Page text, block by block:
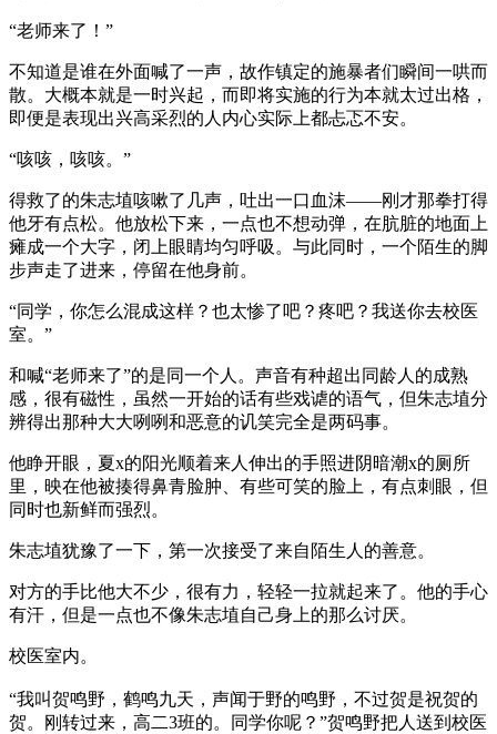
“老师来了！”
不知道是谁在外面喊了一声，故作镇定的施暴者们瞬间一哄而
散。大概本就是一时兴起，而即将实施的行为本就太过出格，
即便是表现出兴高采烈的人内心实际上都忐忑不安。
“咳咳，咳咳。”
得救了的朱志埴咳嗽了几声，吐出一口血沫——刚才那拳打得
他牙有点松。他放松下来，一点也不想动弹，在肮脏的地面上
瘫成一个大字，闭上眼睛均匀呼吸。与此同时，一个陌生的脚
步声走了进来，停留在他身前。
“同学，你怎么混成这样？也太惨了吧？疼吧？我送你去校医
室。”
和喊“老师来了”的是同一个人。声音有种超出同龄人的成熟
感，很有磁性，虽然一开始的话有些戏谑的语气，但朱志埴分
辨得出那种大大咧咧和恶意的讥笑完全是两码事。
他睁开眼，夏x的阳光顺着来人伸出的手照进阴暗潮x的厕所
里，映在他被揍得鼻青脸肿、有些可笑的脸上，有点刺眼，但
同时也新鲜而强烈。
朱志埴犹豫了一下，第一次接受了来自陌生人的善意。
对方的手比他大不少，很有力，轻轻一拉就起来了。他的手心
有汗，但是一点也不像朱志埴自己身上的那么讨厌。
校医室内。
“我叫贺鸣野，鹤鸣九天，声闻于野的鸣野，不过贺是祝贺的
贺。刚转过来，高二3班的。同学你呢？”贺鸣野把人送到校医